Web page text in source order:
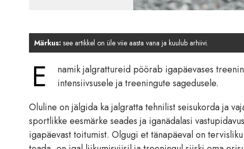
Märkus: see artikkel on üle viie aasta vana ja kuulub arhiivi.
E
namik jalgrattureid pöörab igapäevases
intensiivsusele ja treeningute sagedusele.
Oluline on jälgida ka jalgratta tehnilist seisukorda ja
sportlikke eesmärke seades ja iganädalasi
igapäevast toitumist. Olgugi et tänapäeval on